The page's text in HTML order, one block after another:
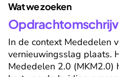
Wat we zoeken
In de context Mededelen
vernieuwingsslag plaats.
Mededelen 2.0